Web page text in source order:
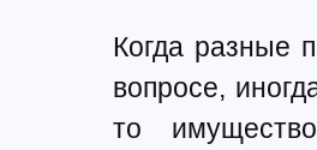
Когда разные
вопросе,
то